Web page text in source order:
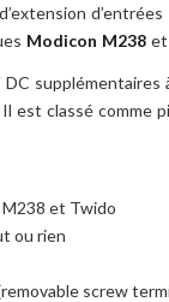
Modicon M238 et
supplémentaires
est classé comme
et Twido
ou rien
screw